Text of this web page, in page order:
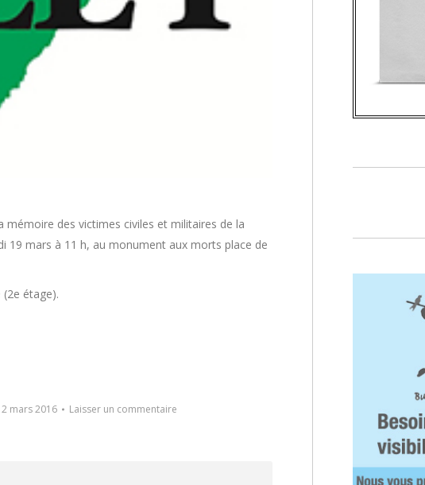
mémoire des victimes civiles et militaires de la
19 mars à 11 h, au monument aux morts place de
(2e étage).
2 mars 2016 Laisser un commentaire